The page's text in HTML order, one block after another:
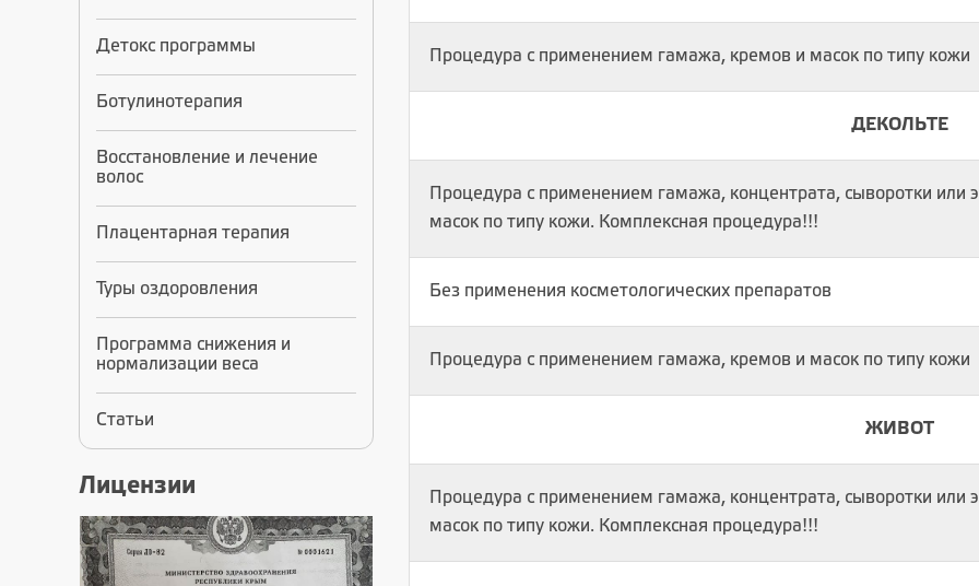
Детокс программы
Ботулинотерапия
Восстановление и лечение
волос
Плацентарная терапия
Туры оздоровления
Программа снижения и
нормализации веса
Статьи
Лицензии
Процедура с применением гамажа, кремов и масок по типу кожи
ДЕКОЛЬТЕ
Процедура с применением гамажа, концентрата, сыворотки или
масок по типу кожи. Комплексная процедура!!!
Без применения косметологических препаратов
Процедура с применением гамажа, кремов и масок по типу кожи
ЖИВОТ
Процедура с применением гамажа, концентрата, сыворотки или
масок по типу кожи. Комплексная процедура!!!